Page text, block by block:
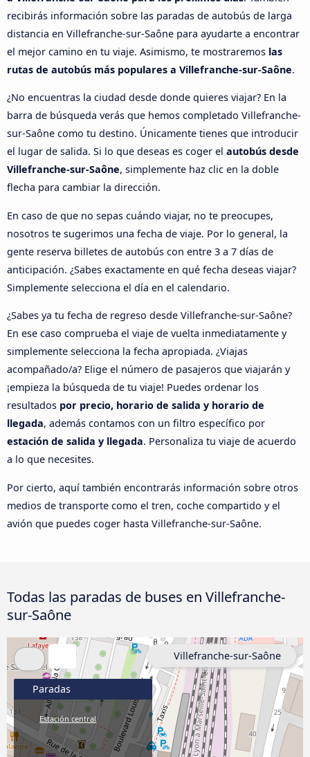
recibirás información sobre las paradas de autobús de larga
distancia en Villefranche-sur-Saône para ayudarte a encontrar
el mejor camino en tu viaje. Asimismo, te mostraremos las
rutas de autobús más populares a Villefranche-sur-Saône.
¿No encuentras la ciudad desde donde quieres viajar? En la
barra de búsqueda verás que hemos completado Villefranche-
sur-Saône como tu destino. Únicamente tienes que introducir
el lugar de salida. Si lo que deseas es coger el autobús desde
Villefranche-sur-Saône, simplemente haz clic en la doble
flecha para cambiar la dirección.
En caso de que no sepas cuándo viajar, no te preocupes,
nosotros te sugerimos una fecha de viaje. Por lo general, la
gente reserva billetes de autobús con entre 3 a 7 días de
anticipación. ¿Sabes exactamente en qué fecha deseas viajar?
Simplemente selecciona el día en el calendario.
¿Sabes ya tu fecha de regreso desde Villefranche-sur-Saône?
En ese caso comprueba el viaje de vuelta inmediatamente y
simplemente selecciona la fecha apropiada. ¿Viajas
acompañado/a? Elige el número de pasajeros que viajarán y
¡empieza la búsqueda de tu viaje! Puedes ordenar los
resultados por precio, horario de salida y horario de
llegada, además contamos con un filtro específico por
estación de salida y llegada. Personaliza tu viaje de acuerdo
a lo que necesites.
Por cierto, aquí también encontrarás información sobre otros
medios de transporte como el tren, coche compartido y el
avión que puedes coger hasta Villefranche-sur-Saône.
Todas las paradas de buses en Villefranche-
sur-Saône
Paradas
Estación central
Villefranche-sur-Saône